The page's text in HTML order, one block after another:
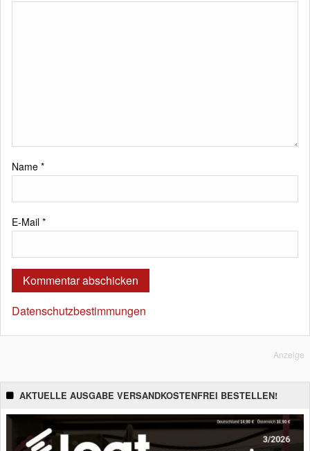
Name *
E-Mail *
Datenschutzbestimmungen
Anzeige
AKTUELLE AUSGABE VERSANDKOSTENFREI BESTELLEN!